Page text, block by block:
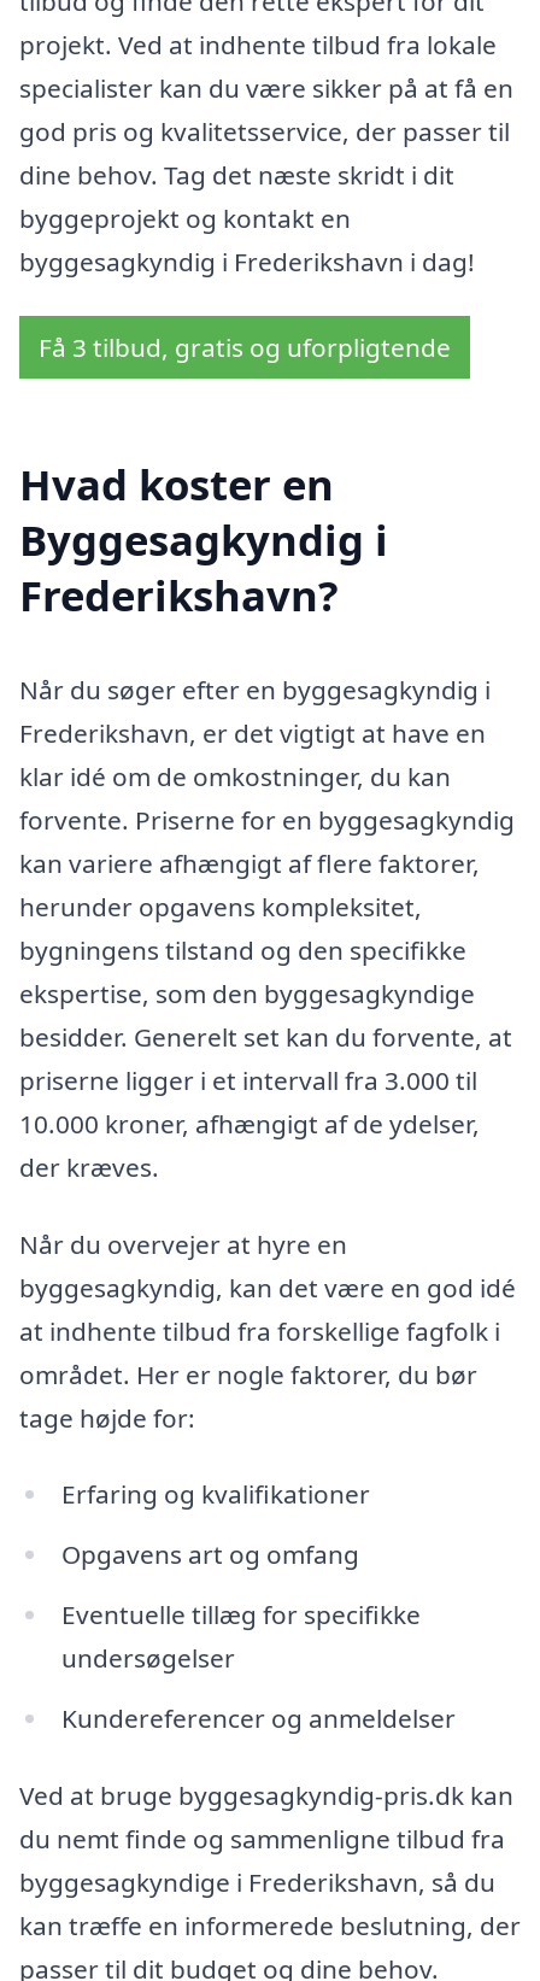
projekt. Ved at indhente tilbud fra lokale
specialister kan du være sikker på at få en
god pris og kvalitetsservice, der passer til
dine behov. Tag det næste skridt i dit
byggeprojekt og kontakt en
byggesagkyndig i Frederikshavn i dag!
Få 3 tilbud, gratis og uforpligtende
Hvad koster en
Byggesagkyndig i
Frederikshavn?
Når du søger efter en byggesagkyndig i
Frederikshavn, er det vigtigt at have en
klar idé om de omkostninger, du kan
forvente. Priserne for en byggesagkyndig
kan variere afhængigt af flere faktorer,
herunder opgavens kompleksitet,
bygningens tilstand og den specifikke
ekspertise, som den byggesagkyndige
besidder. Generelt set kan du forvente, at
priserne ligger i et intervall fra 3.000 til
10.000 kroner, afhængigt af de ydelser,
der kræves.
Når du overvejer at hyre en
byggesagkyndig, kan det være en god idé
at indhente tilbud fra forskellige fagfolk i
området. Her er nogle faktorer, du bør
tage højde for:
Erfaring og kvalifikationer
Opgavens art og omfang
Eventuelle tillæg for specifikke
undersøgelser
Kundereferencer og anmeldelser
Ved at bruge byggesagkyndig-pris.dk kan
du nemt finde og sammenligne tilbud fra
byggesagkyndige i Frederikshavn, så du
kan træffe en informerede beslutning, der
passer til dit budget og dine behov.